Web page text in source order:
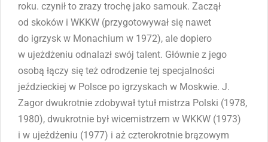
roku. czynił to zrazy trochę jako samouk. Zaczął
od skoków i WKKW (przygotowywał się nawet
do igrzysk w Monachium w 1972), ale dopiero
w ujeżdżeniu odnalazł swój talent. Głównie z jego
osobą łączy się też odrodzenie tej specjalności
jeździeckiej w Polsce po igrzyskach w Moskwie. J.
Zagor dwukrotnie zdobywał tytuł mistrza Polski (1978,
1980), dwukrotnie był wicemistrzem w WKKW (1973)
i w ujeżdżeniu (1977) i aż czterokrotnie brązowym